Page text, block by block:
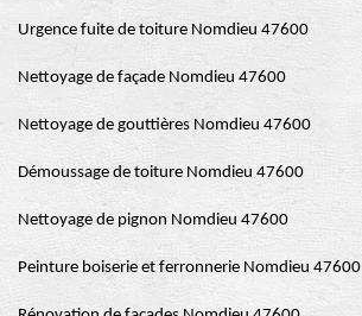
Urgence fuite de toiture Nomdieu 47600
Nettoyage de façade Nomdieu 47600
Nettoyage de gouttières Nomdieu 47600
Démoussage de toiture Nomdieu 47600
Nettoyage de pignon Nomdieu 47600
Peinture boiserie et ferronnerie Nomdieu 47600